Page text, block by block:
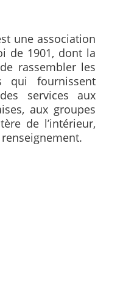
une association
de 1901, dont la
rassembler les
qui fournissent
services aux
aux groupes
de l’intérieur,